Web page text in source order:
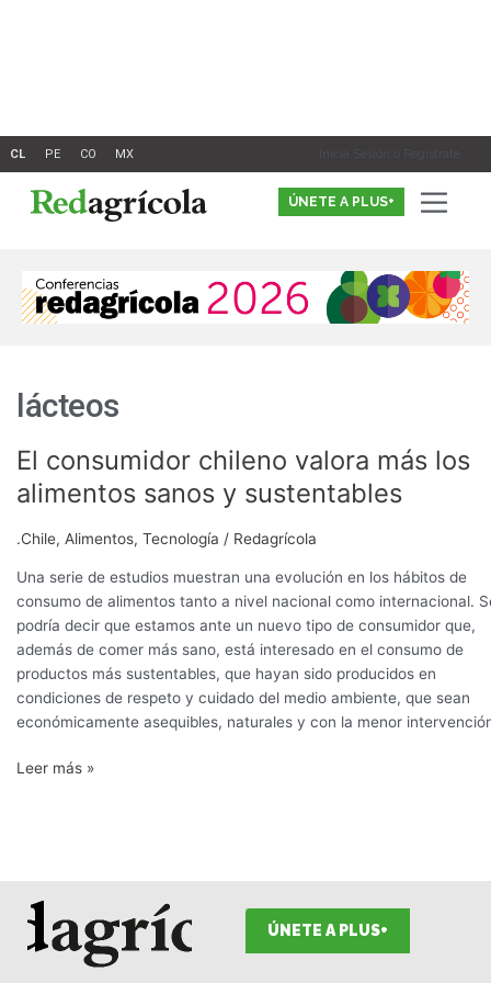
Inicia Sesión o Registrate
ÚNETE A PLUS+
lácteos
El consumidor chileno valora más los
alimentos sanos y sustentables
.Chile, Alimentos, Tecnología / Redagrícola
Una serie de estudios muestran una evolución en los hábitos de
consumo de alimentos tanto a nivel nacional como internacional.
podría decir que estamos ante un nuevo tipo de consumidor que,
además de comer más sano, está interesado en el consumo de
productos más sustentables, que hayan sido producidos en
condiciones de respeto y cuidado del medio ambiente, que sean
económicamente asequibles, naturales y con la menor
El
consumidor
chileno
valora
los
alimentos
sanos
y
sustentables
Leer más »
ÚNETE A PLUS+